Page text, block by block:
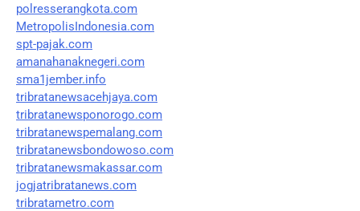
polresserangkota.com
MetropolisIndonesia.com
spt-pajak.com
amanahanaknegeri.com
sma1jember.info
tribratanewsacehjaya.com
tribratanewsponorogo.com
tribratanewspemalang.com
tribratanewsbondowoso.com
tribratanewsmakassar.com
jogjatribratanews.com
tribratametro.com